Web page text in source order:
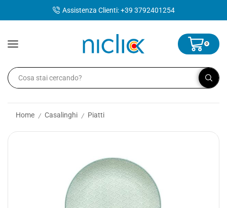
Assistenza Clienti: +39 3792401254
0
Home / Casalinghi / Piatti